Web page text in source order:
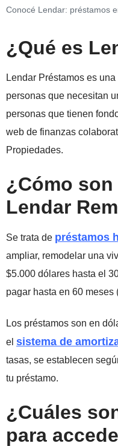
Conocé Lendar: préstamos
¿Qué es
Lendar Préstamos es
personas que necesitan
personas que tienen
web de finanzas
Propiedades.
¿Cómo
Lendar
Se trata de préstamos
ampliar, remodelar una
$5.000 dólares hasta el
pagar hasta en 60 meses
Los préstamos son en
el sistema de
tasas, se establecen
tu préstamo.
¿Cuáles
para